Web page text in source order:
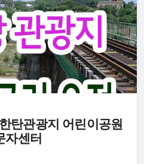
탄관광지 어린이공원
자센터